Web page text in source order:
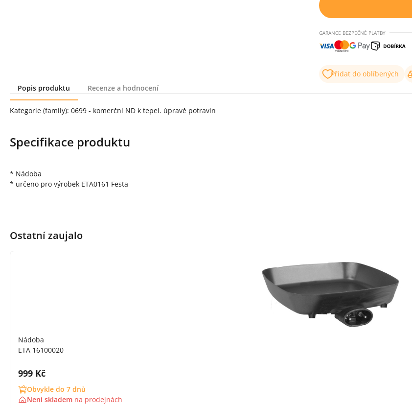
GARANCE BEZPEČNÉ PLATBY
Přidat do oblíbených
Popis produktu
Recenze a hodnocení
Popis produktu
Kategorie (family): 0699 - komerční ND k tepel. úpravě potravin
Specifikace produktu
* Nádoba
* určeno pro výrobek ETA0161 Festa
Ostatní zaujalo
Nádoba
ETA 16100020
Cena s DPH:
999 Kč
Obvykle do 7 dnů
Není skladem na prodejnách